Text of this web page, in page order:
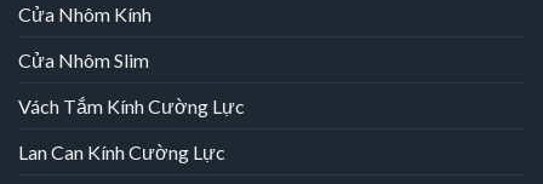
Cửa Nhôm Kính
Cửa Nhôm Slim
Vách Tắm Kính Cường Lực
Lan Can Kính Cường Lực